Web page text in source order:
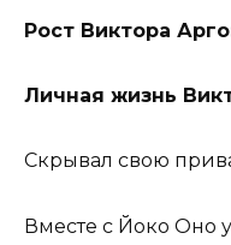
Рост Виктора
Личная жизнь
Скрывал свою
Вместе с Йоко Оно